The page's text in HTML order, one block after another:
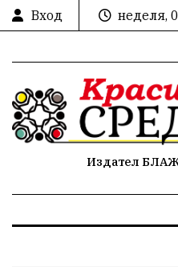
Вход
неделя,
Издател